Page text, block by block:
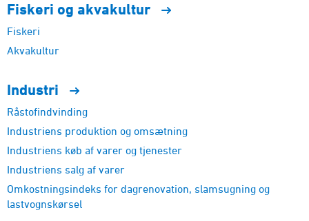
Fiskeri og akvakultur
Fiskeri
Akvakultur
Industri
Råstofindvinding
Industriens produktion og omsætning
Industriens køb af varer og tjenester
Industriens salg af varer
Omkostningsindeks for dagrenovation, slamsugning og
lastvognskørsel